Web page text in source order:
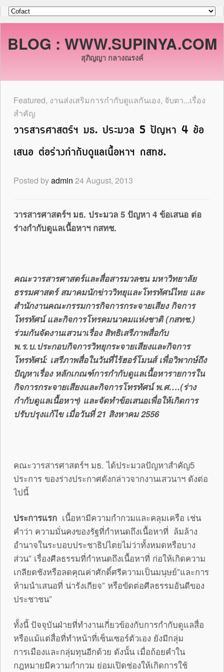
BLOG : WWW.SUPINYA.COM
สุภิญญา กลางณรงค์
Featured, งานส่งเสริมการกำกับดูแลกันเอง, จับตา...เรื่อง
สำคัญ
วารสารศาสตร์ฯ มธ. ประมวล 5 ปัญหา 4 ข้อ
เสนอ ต่อร่างกำกับดูแลเนื้อหาฯ กสทช.
Posted byadmin 24 August, 2013
วารสารศาสตร์ฯ มธ. ประมวล 5 ปัญหา 4 ข้อเสนอ ต่อ
ร่างกำกับดูแลเนื้อหาฯ กสทช.
คณะวารสารศาสตร์และสื่อสารมวลชน มหาวิทยาลัย
ธรรมศาสตร์ สมาคมนักข่าววิทยุและโทรทัศน์ไทย และ
สำนักงานคณะกรรมการกิจการกระจายเสียง กิจการ
โทรทัศน์ และกิจการโทรคมนาคมแห่งชาติ (กสทช.)
ร่วมกันจัดงานเสวนาเรื่อง สิทธิเสรีภาพสื่อกับ
พ.ร.บ.ประกอบกิจการวิทยุกระจายเสียงและกิจการ
โทรทัศน์: เสรีภาพสื่อในวันที่ไร้ฮอร์โมนส์ เพื่อวิพากษ์ถึง
ปัญหาเรื่อง หลักเกณฑ์การกำกับดูแลเนื้อหารายการใน
กิจการกระจายเสียงและกิจการโทรทัศน์ พ.ศ….(ร่าง
กำกับดูแลเนื้อหาฯ) และจัดทำข้อเสนอเพื่อให้เกิดการ
ปรับปรุงแก้ไข เมื่อวันที่21 สิงหาคม 2556
คณะวารสารศาสตร์ฯ มธ. ได้ประมวลปัญหาสำคัญ5
ประการ ของร่างประกาศดังกล่าวจากงานเสวนาฯ ดังต่อ
ไปนี้
ประการแรก เนื้อหามีความกำกวมและคลุมเครือ เช่น
คำว่า ความมั่นคงของรัฐที่กำหนดถึงเนื้อหาที่ ล้มล้าง
อำนาจในระบอบประชาธิปไตยไม่ว่าทั้งหมดหรือบาง
ส่วน” เรื่องศีลธรรมที่กำหนดถึงเนื้อหาที่ ก่อให้เกิดความ
เกลียดชังหรือลดคุณค่าศักดิ์ศรีความเป็นมนุษย์”และการ
ห้ามนำเสนอที่ น่ารังเกียจ” หรือขัดต่อศีลธรรมอันดีของ
ประชาชน”
ทั้งนี้ ปัจจุบันฝ่ายที่ทำงานเกี่ยวข้องกับการกำกับดูแลสื่อ
หรือแม้แต่สื่อที่ทำหน้าที่เซ็นเซอร์ตัวเอง ยังมีกลุ่ม
การเมืองและกลุ่มทุนอีกด้วย ดังนั้น เมื่อถ้อยคำใน
กฎหมายมีความกำกวม ย่อมเปิดช่องให้เกิดการใช้